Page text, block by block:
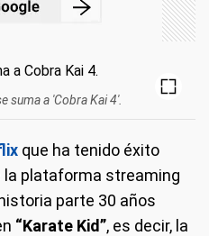
suma a 'Cobra Kai 4'.
que ha tenido éxito
plataforma streaming
parte 30 años
“Karate Kid”, es decir, la